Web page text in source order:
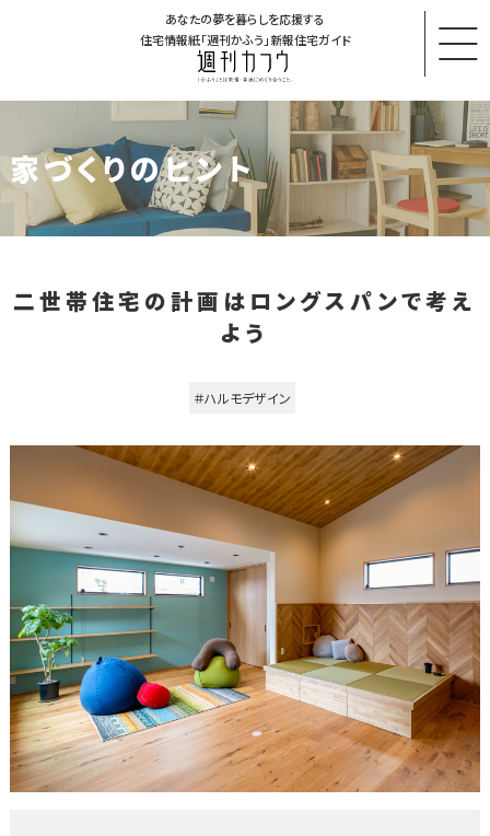
あなたの夢を暮らしを応援する
住宅情報紙「週刊かふう」新報住宅ガイド
家づくりのヒント
二世帯住宅の計画はロングスパンで考え
よう
＃ハルモデザイン